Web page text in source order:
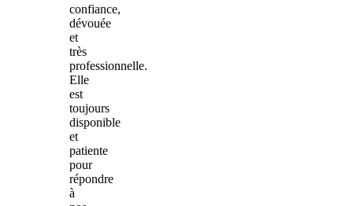
confiance,
dévouée
et
très
professionnelle.
Elle
est
toujours
disponible
et
patiente
pour
répondre
à